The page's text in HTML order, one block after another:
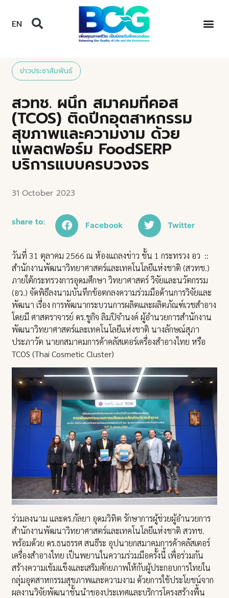
EN
ข่าวประชาสัมพันธ์
สวทช. ผนึก สมาคมทีคอส
(TCOS) ติดปีกอุตสาหกรรม
สุขภาพและความงาม ด้วย
แพลตฟอร์ม FoodSERP
บริการแบบครบวงจร
31 October 2023
share to: Facebook Twitter
วันที่ 31 ตุลาคม 2566 ณ ห้องแถลงข่าว ชั้น 1 กระทรวง อว ::
สำนักงานพัฒนาวิทยาศาสตร์และเทคโนโลยีแห่งชาติ (สวทช.)
ภายใต้กระทรวงการอุดมศึกษา วิทยาศาสตร์ วิจัยและนวัตกรรม
(อว.) จัดพิธีลงนามบันทึกข้อตกลงความร่วมมือด้านการวิจัยและ
พัฒนา เรื่อง การพัฒนากระบวนการผลิตและผลิตภัณฑ์เวชสำอาง
โดยมี ศาสตราจารย์ ดร.ชูกิจ ลิมปิจํานงค์ ผู้อํานวยการสํานักงาน
พัฒนาวิทยาศาสตร์และเทคโนโลยีแห่งชาติ นางลักษณ์สุภา
ประภาวัต นายกสมาคมการค้าคลัสเตอร์เครื่องสำอางไทย หรือ
TCOS (Thai Cosmetic Cluster)
ร่วมลงนาม และดร.กัลยา อุดมวิทิต รักษาการผู้ช่วยผู้อำนวยการ
สำนักงานพัฒนาวิทยาศาสตร์และเทคโนโลยีแห่งชาติ สวทช.
พร้อมด้วย ดร.ธนธรรศ สนธีระ อุปนายกสมาคมการค้าคลัสเตอร์
เครื่องสำอางไทย เป็นพยานในความร่วมมือครั้งนี้ เพื่อร่วมกัน
สร้างความเข้มแข็งและเสริมศักยภาพให้กับผู้ประกอบการไทยใน
กลุ่มอุตสาหกรรมสุขภาพและความงาม ด้วยการใช้ประโยชน์จาก
ผลงานวิจัยพัฒนาชั้นนำของประเทศและบริการโครงสร้างพื้น